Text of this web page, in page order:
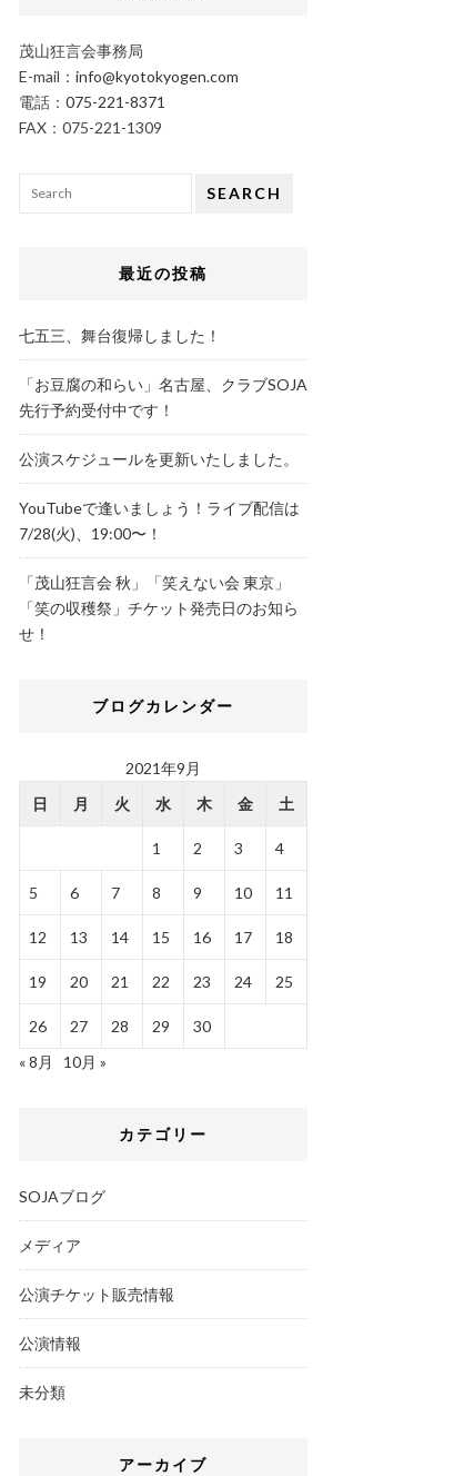
茂山狂言会事務局
E-mail： info@kyotokyogen.com
電話： 075-221-8371
FAX：075-221-1309
SEARCH
最近の投稿
七五三、舞台復帰しました！
「お豆腐の和らい」名古屋、クラブSOJA
先行予約受付中です！
公演スケジュールを更新いたしました。
YouTubeで逢いましょう！ライブ配信は
7/28(火)、19:00〜！
「茂山狂言会 秋」「笑えない会 東京」
「笑の収穫祭」チケット発売日のお知ら
せ！
ブログカレンダー
2021年9月
日
月 火 水 木 金 土
1 2 3 4
5 6 7 8 9 10 11
12 13 14 15 16 17 18
19 20 21 22 23 24 25
26 27 28 29
30
« 8月
10月 »
カテゴリー
SOJAブログ
メディア
公演チケット販売情報
公演情報
未分類
アーカイブ